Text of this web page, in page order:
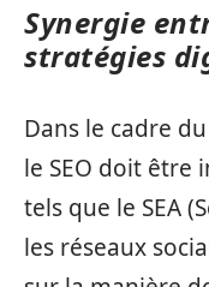
Synergie
stratégies
Dans le cadre
le SEO doit être
tels que le SEA
les réseaux